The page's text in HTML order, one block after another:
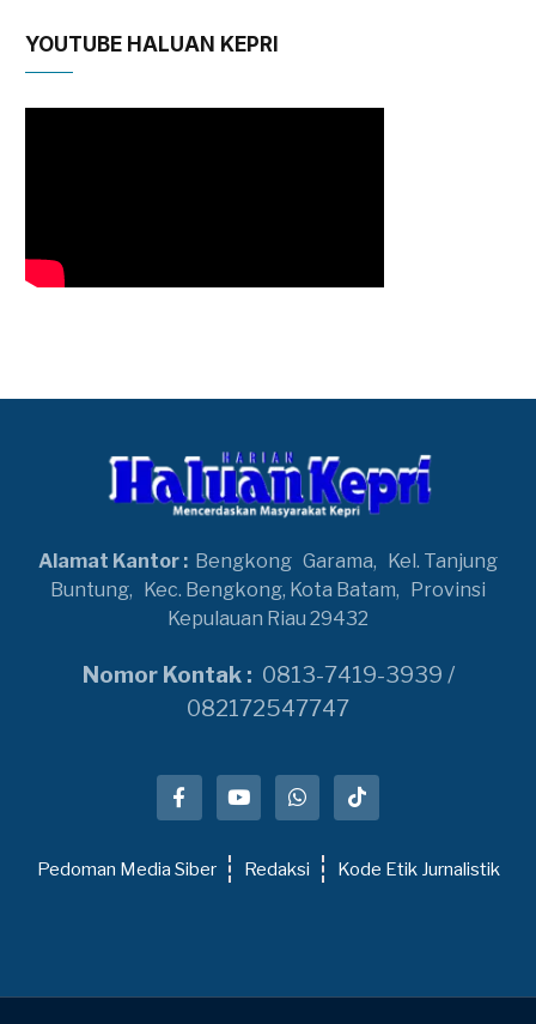
YOUTUBE HALUAN KEPRI
Alamat Kantor : Bengkong Garama,
Kel. Tanjung
Buntung,
Kec. Bengkong, Kota Batam,
Provinsi
Kepulauan Riau 29432
Nomor Kontak : 0813-7419-3939 /
082172547747
Pedoman Media Siber Redaksi Kode Etik Jurnalistik